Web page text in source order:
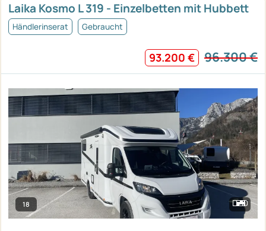
Laika Kosmo L 319 - Einzelbetten mit Hubbett
Händlerinserat Gebraucht
93.200 € 96.300 €
18